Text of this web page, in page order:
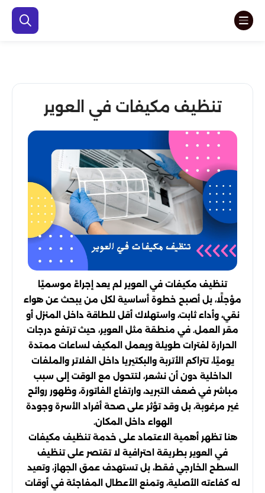
تنظيف مكيفات في العوير
تنظيف مكيفات في العوير لم يعد إجراءً موسميًا
مؤجلًا، بل أصبح خطوة أساسية لكل من يبحث عن هواء
نقي، وأداء ثابت، واستهلاك أقل للطاقة داخل المنزل أو
مقر العمل. في منطقة مثل العوير، حيث ترتفع درجات
الحرارة لفترات طويلة ويعمل المكيف لساعات ممتدة
يوميًا، تتراكم الأتربة والبكتيريا داخل الفلاتر والملفات
الداخلية دون أن نشعر، لتتحول مع الوقت إلى سبب
مباشر في ضعف التبريد، وارتفاع الفاتورة، وظهور روائح
غير مرغوبة، بل وقد تؤثر على صحة أفراد الأسرة وجودة
الهواء داخل المكان.
هنا تظهر أهمية الاعتماد على خدمة تنظيف مكيفات
في العوير بطريقة احترافية لا تقتصر على تنظيف
السطح الخارجي فقط، بل تستهدف عمق الجهاز، وتعيد
له كفاءته الأصلية، وتمنع الأعطال المفاجئة في أوقات